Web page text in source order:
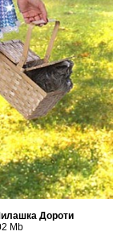
Дороти
Mb